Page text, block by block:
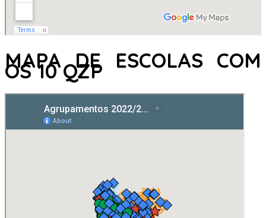
MAPA DE ESCOLAS COM
OS 10 QZP